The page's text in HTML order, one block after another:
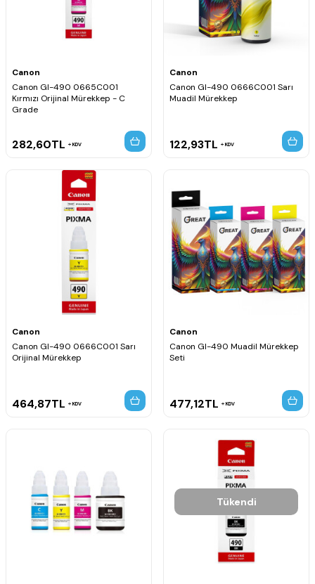
Canon
Canon GI-490 0665C001
Kırmızı Orijinal Mürekkep - C
Grade
282,60TL KDV
Canon
Canon GI-490 0666C001 Sarı
Muadil Mürekkep
122,93TL KDV
Canon
Canon GI-490 0666C001 Sarı
Orijinal Mürekkep
464,87TL KDV
Canon
Canon GI-490 Muadil Mürekkep
Seti
477,12TL KDV
Tükendi